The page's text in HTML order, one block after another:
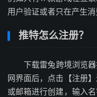
用户验证或者只在产生消
推特怎么注册？
下载雷兔跨境浏览
网界面后，点击【注册
或邮箱进行创建，输入